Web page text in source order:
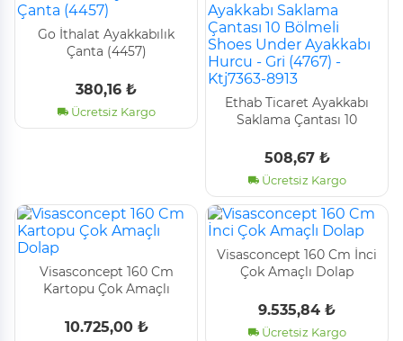
Go İthalat Ayakkabılık
Çanta (4457)
380,16 ₺
Ücretsiz Kargo
Ethab Ti̇caret Ayakkabı
Saklama Çantası 10
Ayakkabı Hurcu - Gri̇
(4767) - Ktj7363-8913
508,67 ₺
Ücretsiz Kargo
Vi̇sasconcept 160 Cm
Kartopu Çok Amaçlı
10.725,00 ₺
Vi̇sasconcept 160 Cm İnci̇
Çok Amaçlı Dolap
9.535,84 ₺
Ücretsiz Kargo